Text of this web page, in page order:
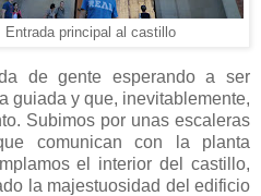
Entrada principal al castillo
de gente esperando a ser
guiada y que, inevitablemente,
Subimos por unas escaleras
comunican con la planta
el interior del castillo,
la majestuosidad del edificio